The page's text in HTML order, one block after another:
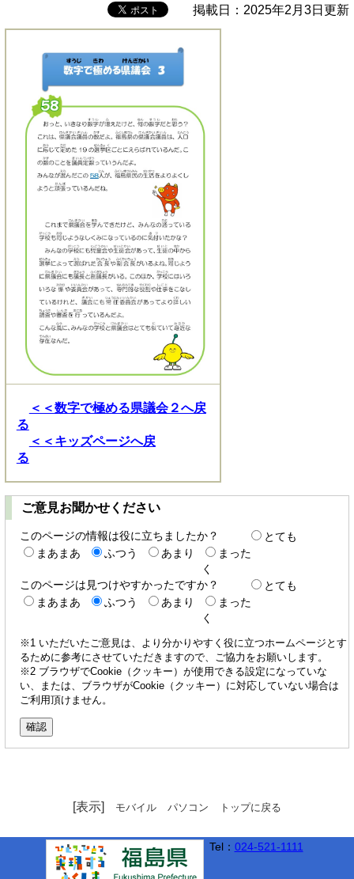
掲載日：2025年2月3日更新
＜＜数字で極める県議会２へ戻
る
＜＜キッズページへ戻
る
ご意見お聞かせください
このページの情報は役に立ちましたか？
とても
まあまあ
ふつう あまり
まった
く
このページは見つけやすかったですか？
とても
まあまあ
ふつう あまり
まった
く
※1 いただいたご意見は、より分かりやすく役に立つホームページとす
るために参考にさせていただきますので、ご協力をお願いします。
※2 ブラウザでCookie（クッキー）が使用できる設定になっていな
い、または、ブラウザがCookie（クッキー）に対応していない場合は
ご利用頂けません。
[表示] モバイル パソコン トップに戻る
Tel： 024-521-1111